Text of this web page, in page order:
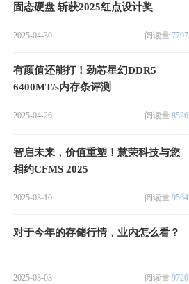
固态硬盘 斩获2025红点设计奖
2025-04-30 阅读量 7797
有颜值还能打！劲芯星幻DDR5
6400MT/s内存条评测
2025-04-26 阅读量 8526
智启未来，价值重塑！慧荣科技与您
相约CFMS 2025
2025-03-10 阅读量 9564
对于今年的存储行情，业内怎么看？
2025-03-03 阅读量 9720